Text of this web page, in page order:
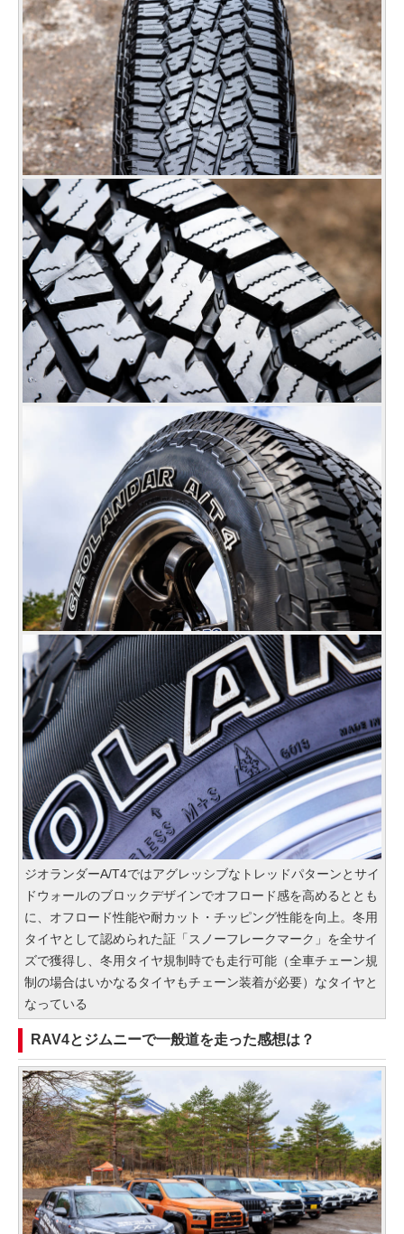
ジオランダーA/T4ではアグレッシブなトレッドパターンとサイ
ドウォールのブロックデザインでオフロード感を高めるととも
に、オフロード性能や耐カット・チッピング性能を向上。冬用
タイヤとして認められた証「スノーフレークマーク」を全サイ
ズで獲得し、冬用タイヤ規制時でも走行可能（全車チェーン規
制の場合はいかなるタイヤもチェーン装着が必要）なタイヤと
なっている
RAV4とジムニーで一般道を走った感想は？